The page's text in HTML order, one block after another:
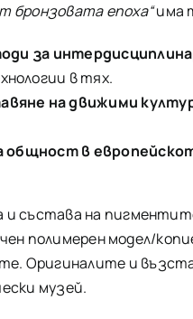
бронзовата епоха“има
за
в тях.
на движими
общност в
и състава на
полимерен модел/
Оригиналите и
музей.